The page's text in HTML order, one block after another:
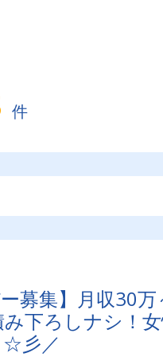
件
ー募集】月収30
み下ろしナシ！
☆彡／